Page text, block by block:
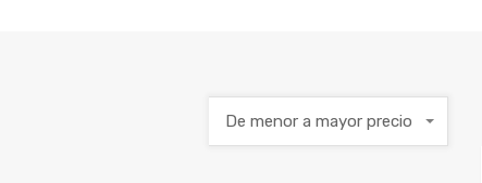
De menor a mayor precio